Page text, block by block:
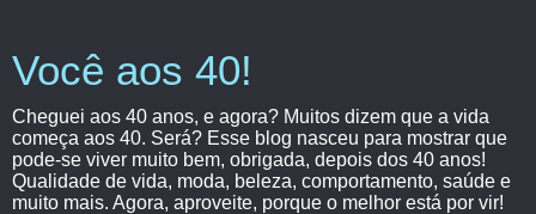
Você aos 40!
Cheguei aos 40 anos, e agora? Muitos dizem que a vida
começa aos 40. Será? Esse blog nasceu para mostrar que
pode-se viver muito bem, obrigada, depois dos 40 anos!
Qualidade de vida, moda, beleza, comportamento, saúde e
muito mais. Agora, aproveite, porque o melhor está por vir!